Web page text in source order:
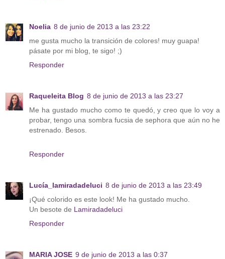
Noelia 8 de junio de 2013 a las 23:22
me gusta mucho la transición de colores! muy guapa!
pásate por mi blog, te sigo! ;)
Responder
Raqueleita Blog 8 de junio de 2013 a las 23:27
Me ha gustado mucho como te quedó, y creo que lo voy a
probar, tengo una sombra fucsia de sephora que aún no he
estrenado. Besos.
Responder
Lucía_lamiradadeluci 8 de junio de 2013 a las 23:49
¡Qué colorido es este look! Me ha gustado mucho.
Un besote de Lamiradadeluci
Responder
MARIA JOSE 9 de junio de 2013 a las 0:37